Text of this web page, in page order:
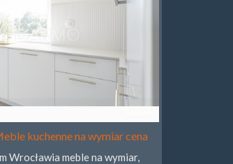
kuchenne na wymiar cena
Wrocławia meble na wymiar,